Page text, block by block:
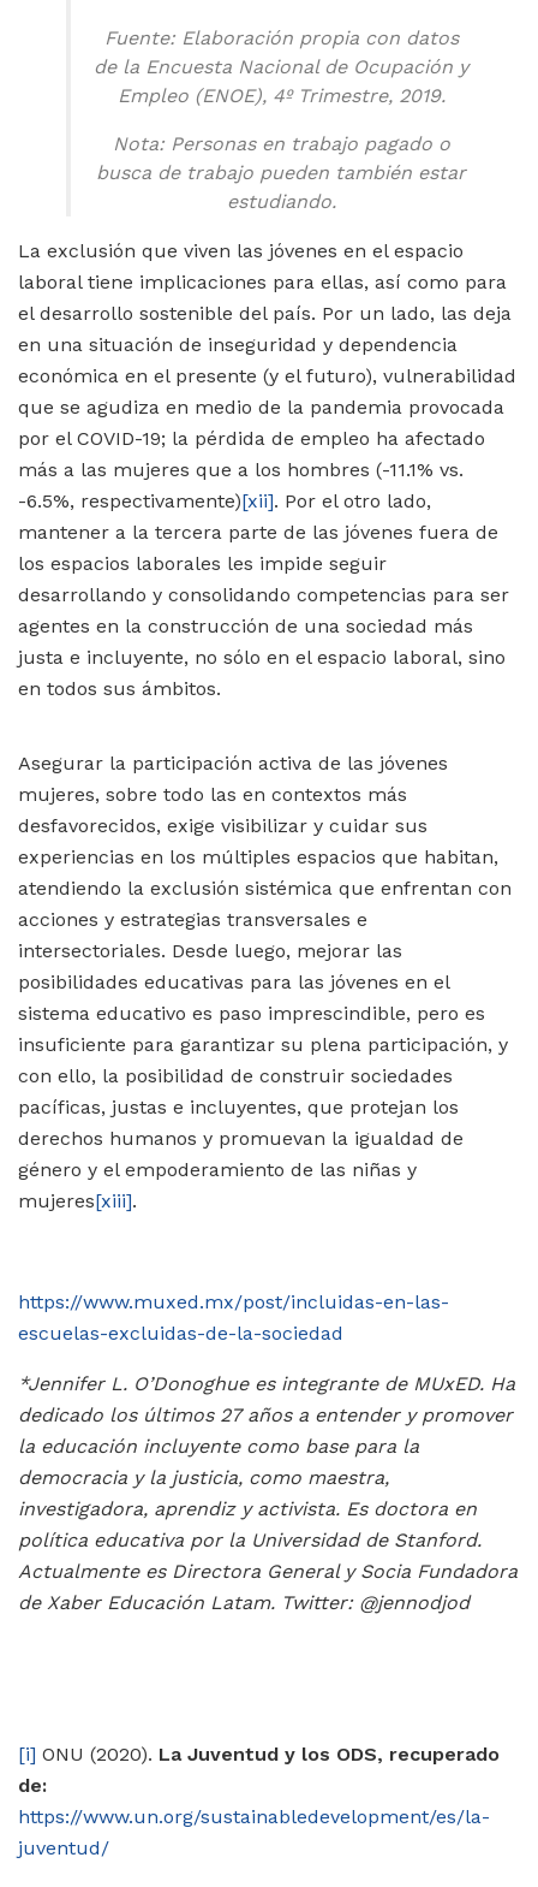
Fuente: Elaboración propia con datos
de la Encuesta Nacional de Ocupación y
Empleo (ENOE), 4º Trimestre, 2019.
Nota: Personas en trabajo pagado o
busca de trabajo pueden también estar
estudiando.
La exclusión que viven las jóvenes en el espacio
laboral tiene implicaciones para ellas, así como para
el desarrollo sostenible del país. Por un lado, las deja
en una situación de inseguridad y dependencia
económica en el presente (y el futuro), vulnerabilidad
que se agudiza en medio de la pandemia provocada
por el COVID-19; la pérdida de empleo ha afectado
más a las mujeres que a los hombres (-11.1% vs.
-6.5%, respectivamente)[xii]. Por el otro lado,
mantener a la tercera parte de las jóvenes fuera de
los espacios laborales les impide seguir
desarrollando y consolidando competencias para ser
agentes en la construcción de una sociedad más
justa e incluyente, no sólo en el espacio laboral, sino
en todos sus ámbitos.
Asegurar la participación activa de las jóvenes
mujeres, sobre todo las en contextos más
desfavorecidos, exige visibilizar y cuidar sus
experiencias en los múltiples espacios que habitan,
atendiendo la exclusión sistémica que enfrentan con
acciones y estrategias transversales e
intersectoriales. Desde luego, mejorar las
posibilidades educativas para las jóvenes en el
sistema educativo es paso imprescindible, pero es
insuficiente para garantizar su plena participación, y
con ello, la posibilidad de construir sociedades
pacíficas, justas e incluyentes, que protejan los
derechos humanos y promuevan la igualdad de
género y el empoderamiento de las niñas y
mujeres[xiii].
https://www.muxed.mx/post/incluidas-en-las-
escuelas-excluidas-de-la-sociedad
*Jennifer L. O’Donoghue es integrante de MUxED. Ha
dedicado los últimos 27 años a entender y promover
la educación incluyente como base para la
democracia y la justicia, como maestra,
investigadora, aprendiz y activista. Es doctora en
política educativa por la Universidad de Stanford.
Actualmente es Directora General y Socia Fundadora
de Xaber Educación Latam. Twitter: @jennodjod
[i] ONU (2020). La Juventud y los ODS, recuperado
de:
https://www.un.org/sustainabledevelopment/es/la-
juventud/